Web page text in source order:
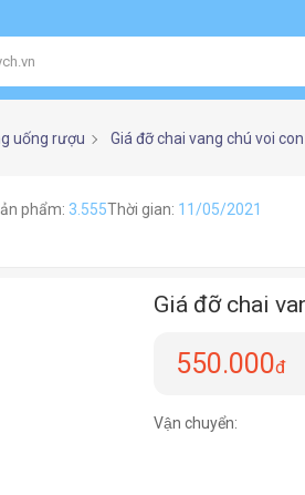
uống rượu Giá đỡ chai vang chú voi
phẩm: 3.555Thời gian: 11/05/2021
Giá đỡ chai
550.000đ
Vận chuyển: